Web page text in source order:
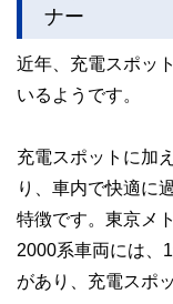
ナー
近年、充電スポッ
いるようです。
充電スポットに加
り、車内で快適に
特徴です。東京メ
2000系車両には、
があり、充電スポ